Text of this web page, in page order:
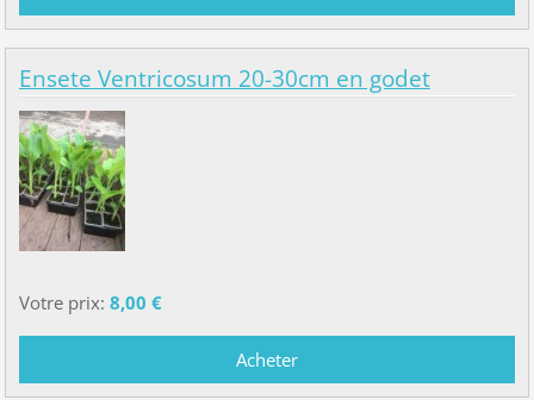
Ensete Ventricosum 20-30cm en godet
Votre prix: 8,00 €